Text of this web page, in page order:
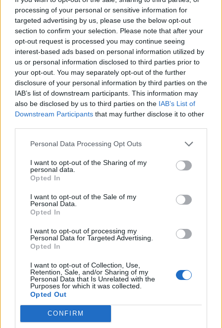
processing of your personal or sensitive information for
targeted advertising by us, please use the below opt-out
section to confirm your selection. Please note that after your
opt-out request is processed you may continue seeing
interest-based ads based on personal information utilized by
us or personal information disclosed to third parties prior to
your opt-out. You may separately opt-out of the further
disclosure of your personal information by third parties on the
IAB’s list of downstream participants. This information may
also be disclosed by us to third parties on the IAB’s List of
Downstream Participants that may further disclose it to other
Personal Data Processing Opt Outs
I want to opt-out of the Sharing of my
personal data.
Opted In
I want to opt-out of the Sale of my
Personal Data.
Opted In
I want to opt-out of processing my
Personal Data for Targeted Advertising.
Opted In
I want to opt-out of Collection, Use,
Retention, Sale, and/or Sharing of my
Personal Data that Is Unrelated with the
Purposes for which it was collected.
Opted Out
CONFIRM
UUTISET
Leskeneläke ei kuulu kaikille –
Kela muistuttaa tärkeästä
2
VIIHDEUUTISET
Sääennuste ulottuu nyt
marraskuulle – tältä näyttää
syksyn sää